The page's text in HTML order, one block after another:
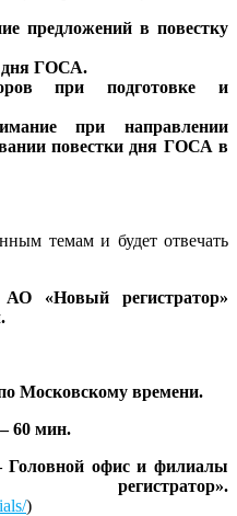
предложений в повестку
дня ГОСА.
при подготовке и
при направлении
повестки дня ГОСА в
темам и будет отвечать
«Новый регистратор»
Московскому времени.
60 мин.
Головной офис и филиалы
)